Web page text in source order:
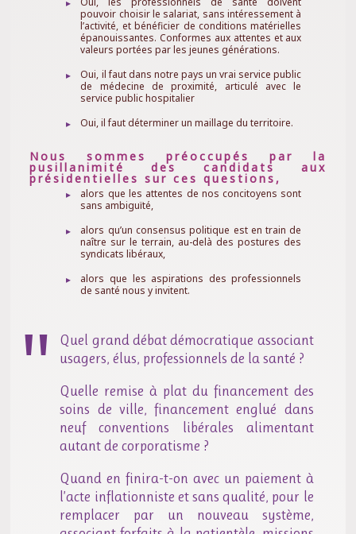
pouvoir choisir le salariat, sans intéressement à
l’activité, et bénéficier de conditions matérielles
épanouissantes. Conformes aux attentes et aux
valeurs portées par les jeunes générations.
Oui, il faut dans notre pays un vrai service public
de médecine de proximité, articulé avec le
service public hospitalier
Oui, il faut déterminer un maillage du territoire.
Nous sommes préoccupés par la
pusillanimité des candidats aux
présidentielles sur ces questions,
alors que les attentes de nos concitoyens sont
sans ambiguïté,
alors qu’un consensus politique est en train de
naître sur le terrain, au-delà des postures des
syndicats libéraux,
alors que les aspirations des professionnels
de santé nous y invitent.
Quel grand débat démocratique associant
usagers, élus, professionnels de la santé ?
Quelle remise à plat du financement des
soins de ville, financement englué dans
neuf conventions libérales alimentant
autant de corporatisme ?
Quand en finira-t-on avec un paiement à
l’acte inflationniste et sans qualité, pour le
remplacer par un nouveau système,